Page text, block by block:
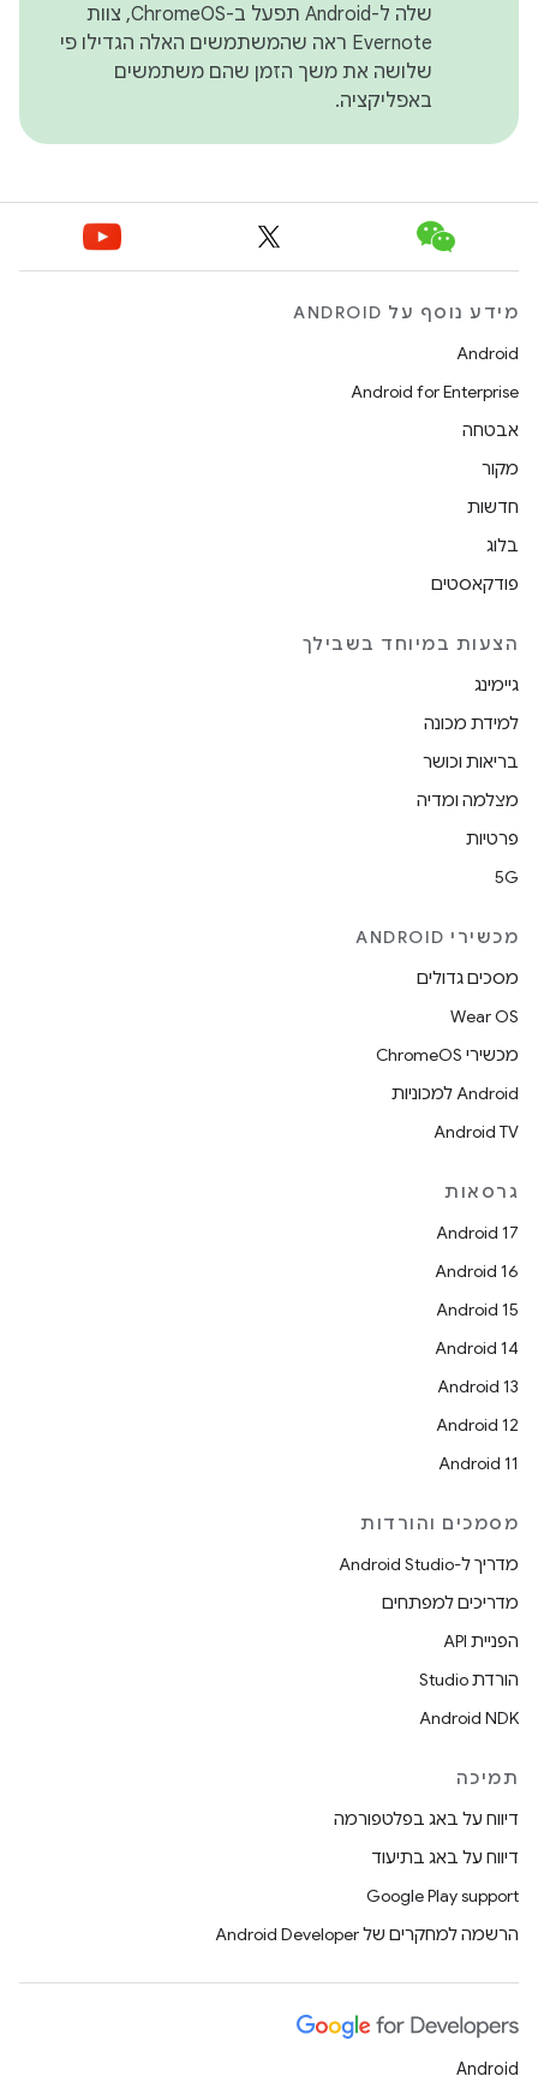
שלה ל-Android תפעל ב-ChromeOS, צוות
Evernote ראה שהמשתמשים האלה הגדילו פי
שלושה את משך הזמן שהם משתמשים
באפליקציה.
מידע נוסף על ANDROID
Android
Android for Enterprise
אבטחה
מקור
חדשות
בלוג
פודקאסטים
הצעות במיוחד בשבילך
גיימינג
למידת מכונה
בריאות וכושר
מצלמה ומדיה
פרטיות
5G
מכשירי ANDROID
מסכים גדולים
Wear OS
מכשירי ChromeOS
Android למכוניות
Android TV
גרסאות
Android 17
Android 16
Android 15
Android 14
Android 13
Android 12
Android 11
מסמכים והורדות
מדריך ל-Android Studio
מדריכים למפתחים
הפניית API
הורדת Studio
Android NDK
תמיכה
דיווח על באג בפלטפורמה
דיווח על באג בתיעוד
Google Play support
הרשמה למחקרים של Android Developer
Android